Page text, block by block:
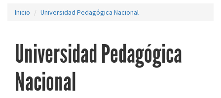
Inicio Universidad Pedagógica Nacional
Universidad Pedagógica
Nacional